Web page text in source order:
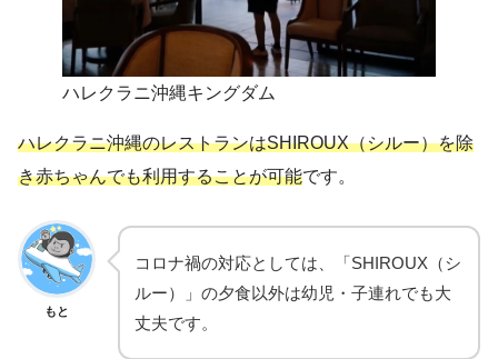
ハレクラニ沖縄キングダム
ハレクラニ沖縄のレストランはSHIROUX（シルー）を除
き赤ちゃんでも利用することが可能です。
もと
コロナ禍の対応としては、「SHIROUX（シ
ルー）」の夕食以外は幼児・子連れでも大
丈夫です。